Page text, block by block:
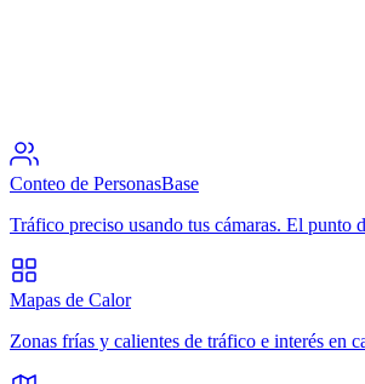
Conteo de PersonasBase
Tráfico preciso usando tus cámaras. El punto
Mapas de Calor
Zonas frías y calientes de tráfico e interés en